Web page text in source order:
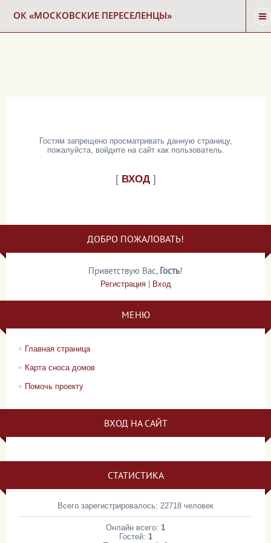
ОК «МОСКОВСКИЕ ПЕРЕСЕЛЕНЦЫ»
Гостям запрещено просматривать данную страницу,
пожалуйста, войдите на сайт как пользователь.
[ ВХОД]
ДОБРО ПОЖАЛОВАТЬ!
Приветствую Вас, Гость!
Регистрация| Вход
МЕНЮ
Главная страница
Карта сноса домов
Помочь проекту
ВХОД НА САЙТ
СТАТИСТИКА
Всего зарегистрировалось: 22718 человек
Онлайн всего: 1
Гостей: 1